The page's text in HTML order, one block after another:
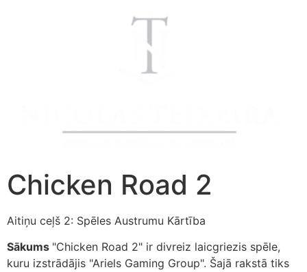
Chicken Road 2
Aitiņu ceļš 2: Spēles Austrumu Kārtība
Sākums "Chicken Road 2" ir divreiz laicgriezis spēle,
kuru izstrādājis "Ariels Gaming Group". Šajā rakstā tiks